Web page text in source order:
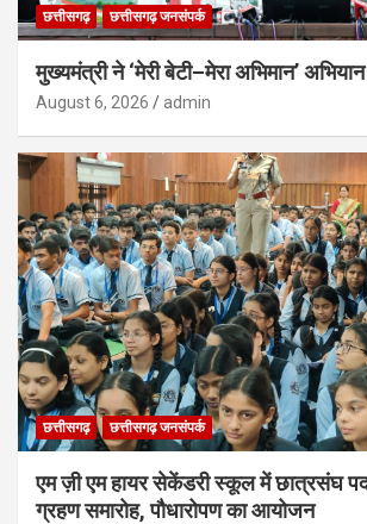
छत्तीसगढ़ छत्तीसगढ़ जनसंपर्क
मुख्यमंत्री ने ‘मेरी बेटी–मेरा अभिमान’
August 6, 2026 admin
छत्तीसगढ़ छत्तीसगढ़ जनसंपर्क
एम ज़ी एम हायर सेकेंडरी स्कूल में छात्रसंघ
ग्रहण समारोह, पौधारोपण का आयोजन